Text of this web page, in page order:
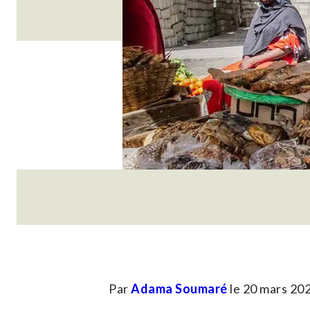
ParAdama Soumaré le 20 mars